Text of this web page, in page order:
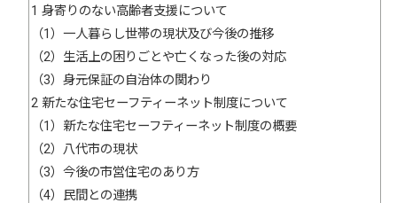
1 身寄りのない高齢者支援について
（1）一人暮らし世帯の現状及び今後の推移
（2）生活上の困りごとや亡くなった後の対応
（3）身元保証の自治体の関わり
2 新たな住宅セーフティーネット制度について
（1）新たな住宅セーフティーネット制度の概要
（2）八代市の現状
（3）今後の市営住宅のあり方
（4）民間との連携